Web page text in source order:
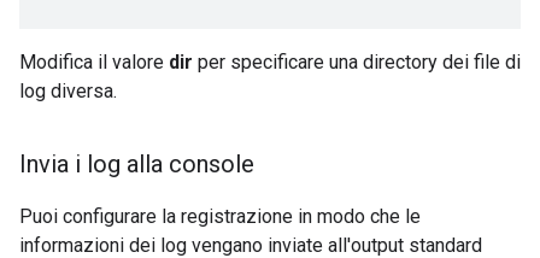
Modifica il valore dir per specificare una directory dei file di
log diversa.
Invia i log alla console
Puoi configurare la registrazione in modo che le
informazioni dei log vengano inviate all'output standard